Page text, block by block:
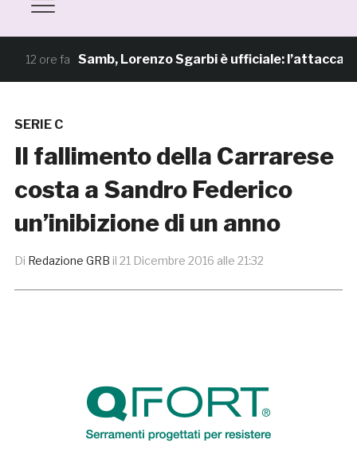
12 ore fa Samb, Lorenzo Sgarbi è ufficiale: l’attaccante
SERIE C
Il fallimento della Carrarese
costa a Sandro Federico
un’inibizione di un anno
Di Redazione GRB il 21 Dicembre 2016 alle 21:32